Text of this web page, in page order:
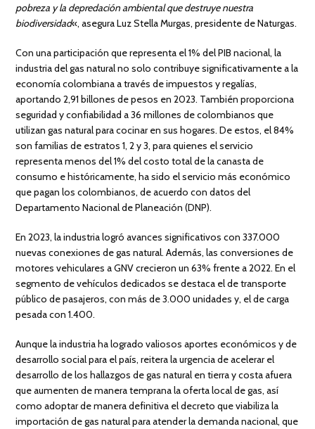
pobreza y la depredación ambiental que destruye nuestra
biodiversidad«, asegura Luz Stella Murgas, presidente de Naturgas.
Con una participación que representa el 1% del PIB nacional, la
industria del gas natural no solo contribuye significativamente a la
economía colombiana a través de impuestos y regalías,
aportando 2,91 billones de pesos en 2023. También proporciona
seguridad y confiabilidad a 36 millones de colombianos que
utilizan gas natural para cocinar en sus hogares. De estos, el 84%
son familias de estratos 1, 2 y 3, para quienes el servicio
representa menos del 1% del costo total de la canasta de
consumo e históricamente, ha sido el servicio más económico
que pagan los colombianos, de acuerdo con datos del
Departamento Nacional de Planeación (DNP).
En 2023, la industria logró avances significativos con 337.000
nuevas conexiones de gas natural. Además, las conversiones de
motores vehiculares a GNV crecieron un 63% frente a 2022. En el
segmento de vehículos dedicados se destaca el de transporte
público de pasajeros, con más de 3.000 unidades y, el de carga
pesada con 1.400.
Aunque la industria ha logrado valiosos aportes económicos y de
desarrollo social para el país, reitera la urgencia de acelerar el
desarrollo de los hallazgos de gas natural en tierra y costa afuera
que aumenten de manera temprana la oferta local de gas, así
como adoptar de manera definitiva el decreto que viabiliza la
importación de gas natural para atender la demanda nacional, que